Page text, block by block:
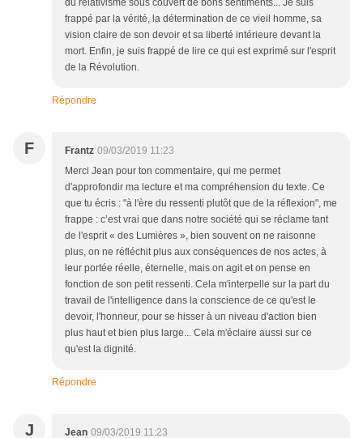
du relativisme sous couvert de bons sentiments... Je suis
frappé par la vérité, la détermination de ce vieil homme, sa
vision claire de son devoir et sa liberté intérieure devant la
mort. Enfin, je suis frappé de lire ce qui est exprimé sur l'esprit
de la Révolution.
Répondre
F Frantz 09/03/2019 11:23
Merci Jean pour ton commentaire, qui me permet
d'approfondir ma lecture et ma compréhension du texte. Ce
que tu écris : "à l'ère du ressenti plutôt que de la réflexion", me
frappe : c’est vrai que dans notre société qui se réclame tant
de l'esprit « des Lumières », bien souvent on ne raisonne
plus, on ne réfléchit plus aux conséquences de nos actes, à
leur portée réelle, éternelle, mais on agit et on pense en
fonction de son petit ressenti. Cela m'interpelle sur la part du
travail de l'intelligence dans la conscience de ce qu'est le
devoir, l'honneur, pour se hisser à un niveau d'action bien
plus haut et bien plus large... Cela m'éclaire aussi sur ce
qu'est la dignité.
Répondre
J Jean 09/03/2019 11:23